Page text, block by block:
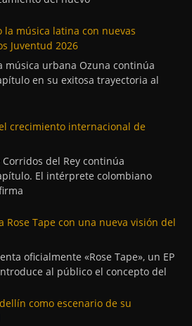
música latina con nuevas
Juventud 2026
música urbana Ozuna continúa
en su exitosa trayectoria al
crecimiento internacional de
del Rey continúa
El intérprete colombiano
Rose Tape con una nueva visión del
oficialmente «Rose Tape», un EP
al público el concepto del
como escenario de su